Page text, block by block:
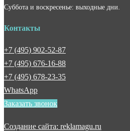
Суббота и воскресенье: выходные дни.
Контакты
+7 (495) 902-52-87
+7 (495) 676-16-88
+7 (495) 678-23-35
WhatsApp
Заказать звонок
Создание сайта: reklamagu.ru